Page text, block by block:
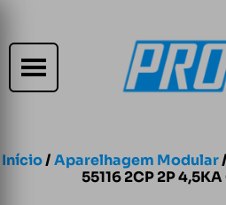
Início/Aparelhagem Modular/
55116 2CP 2P